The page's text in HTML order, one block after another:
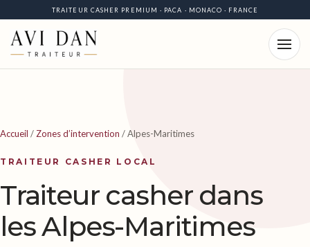
TRAITEUR CASHER PREMIUM · PACA · MONACO · FRANCE
Accueil / Zones d’intervention /Alpes-Maritimes
TRAITEUR CASHER LOCAL
Traiteur casher dans
les Alpes-Maritimes